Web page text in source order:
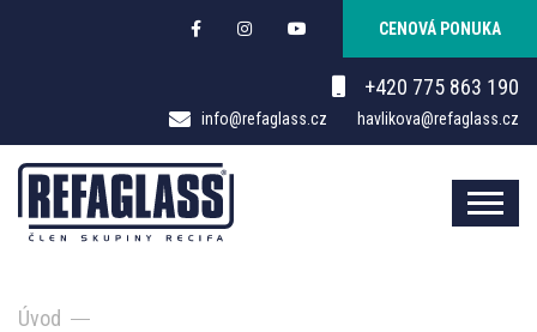
+420 775 863 190
info@refaglass.cz havlikova@refaglass.cz
CENOVÁ PONUKA
Úvod